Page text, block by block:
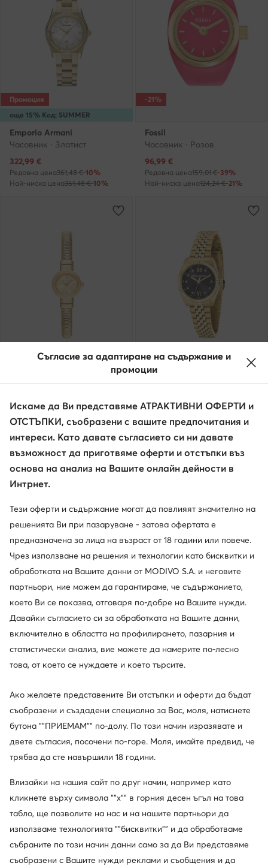
още 15% Код: SUMMER
Промоция
Emporio Armani
Часовник · Златист
Актуална цена
322,99 €
Редовна цена361,48 €-10%
Най-ниска цена361,48 €-10%
-21%
Fossil
Часовник · Розов
Актуална цена
96,99 €
Редовна цена159,01 €-39%
Най-ниска цена124,24 €-21%
Michael Kors
Актуална цена
206,99 €
Редовна цена294,50 €-29%
Най-ниска цена248,99 €-16%
KARL LAGERFELD
Актуална цена
126,99€
Редовна цена217,99 €-41%
Най-ниска цена 217,99 €-41%
още 15% Код: SUMMER
Промоция
Fossil
Часовник · Златист
Актуална цена
157,99€
още 15% Код: SUMMER
Промоция
Liu Jo
Часовник · Златист
Актуална цена
135,99€
Съгласие за адаптиране на съдържание и
промоции
Искаме да Ви представяме АТРАКТИВНИ ОФЕРТИ и
ОТСТЪПКИ, съобразени с вашите предпочитания и
интереси. Като давате съгласието си ни давате
възможност да приготвяме оферти и отстъпки въз
основа на анализ на Вашите онлайн дейности в
Интрнет.
Тези оферти и съдържание могат да повлияят значително на
решенията Ви при пазаруване - затова офертата е
предназначена за лица на възраст от 18 години или повече.
Чрез използване на решения и технологии като бисквитки и
обработката на Вашите данни от MODIVO S.A. и неговите
партньори, ние можем да гарантираме, че съдържанието,
което Ви се показва, отговаря по-добре на Вашите нужди.
Давайки съгласието си за обработката на Вашите данни,
включително в областта на профилирането, пазарния и
статистически анализ, вие можете да намерите по-лесно
това, от което се нуждаете и което търсите.
Ако желаете представените Ви отстъпки и оферти да бъдат
съобразени и създадени специално за Вас, моля, натиснете
бутона ""ПРИЕМАМ"" по-долу. По този начин изразявате и
двете съгласия, посочени по-горе. Моля, имайте предвид, че
трябва да сте навършили 18 години.
Влизайки на нашия сайт по друг начин, например като
кликнете върху символа ""x"" в горния десен ъгъл на това
табло, ще позволите на нас и на нашите партньори да
използваме технологията ""бисквитки"" и да обработваме
събраните по този начин данни само за да Ви представяме
съобразени с Вашите нужди реклами и съобщения и да